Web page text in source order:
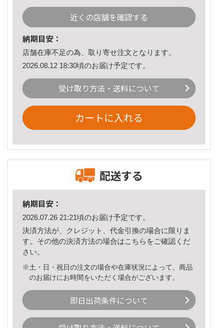
近くの店舗を確認する
納期目安：
店舗在庫不足の為、取り寄せ注文となります。
2026.08.12 18:30頃のお届け予定です。
受け取り方法・送料について
カートに入れる
配送する
納期目安：
2026.07.26 21:21頃のお届け予定です。
決済方法が、クレジット、代金引換の場合に限りま
す。その他の決済方法の場合はこちら をご確認くだ
さい。
※土・日・祝日の注文の場合や在庫状況によって、商品
のお届けにお時間をいただく場合がございます。
即日出荷条件について